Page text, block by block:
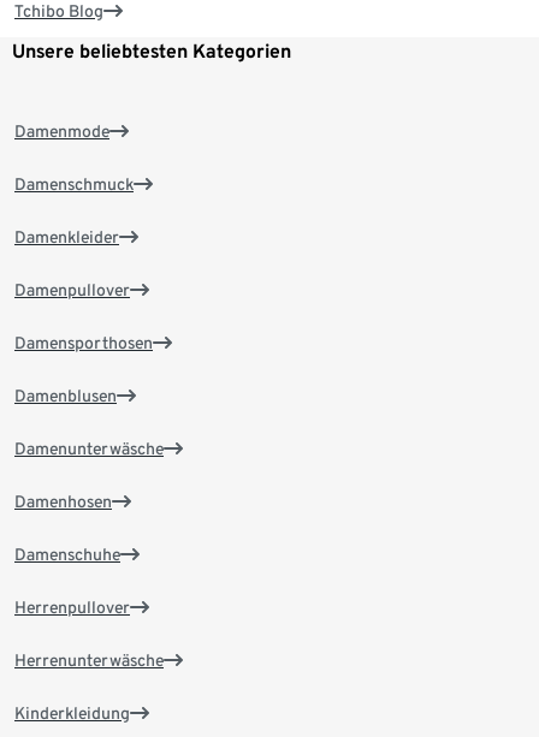
Tchibo Blog
Unsere beliebtesten Kategorien
Damenmode
Damenschmuck
Damenkleider
Damenpullover
Damensporthosen
Damenblusen
Damenunterwäsche
Damenhosen
Damenschuhe
Herrenpullover
Herrenunterwäsche
Kinderkleidung